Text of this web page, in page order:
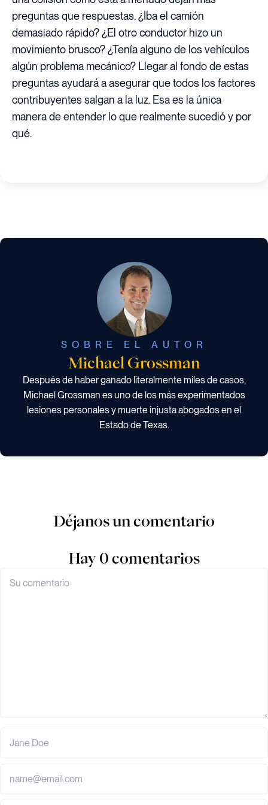
preguntas que respuestas. ¿Iba el camión
demasiado rápido? ¿El otro conductor hizo un
movimiento brusco? ¿Tenía alguno de los vehículos
algún problema mecánico? Llegar al fondo de estas
preguntas ayudará a asegurar que todos los factores
contribuyentes salgan a la luz. Esa es la única
manera de entender lo que realmente sucedió y por
qué.
SOBRE EL AUTOR
Michael Grossman
Después de haber ganado literalmente miles de casos,
Michael Grossman es uno de los más experimentados
lesiones personales y muerte injusta abogados en el
Estado de Texas.
Déjanos un comentario
Hay 0 comentarios